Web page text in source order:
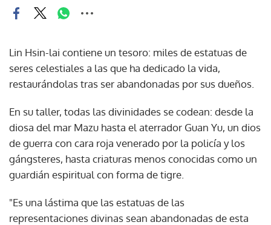
Lin Hsin-lai contiene un tesoro: miles de estatuas de
seres celestiales a las que ha dedicado la vida,
restaurándolas tras ser abandonadas por sus dueños.
En su taller, todas las divinidades se codean: desde la
diosa del mar Mazu hasta el aterrador Guan Yu, un dios
de guerra con cara roja venerado por la policía y los
gángsteres, hasta criaturas menos conocidas como un
guardián espiritual con forma de tigre.
"Es una lástima que las estatuas de las
representaciones divinas sean abandonadas de esta